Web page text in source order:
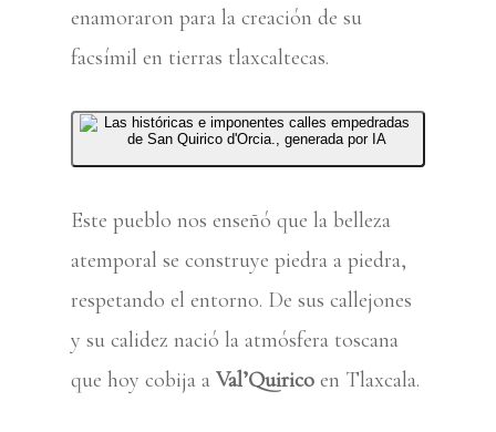
enamoraron para la creación de su
facsímil en tierras tlaxcaltecas.
Este pueblo nos enseñó que la belleza
atemporal se construye piedra a piedra,
respetando el entorno. De sus callejones
y su calidez nació la atmósfera toscana
que hoy cobija a Val’Quirico en Tlaxcala.